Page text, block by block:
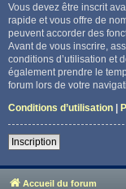
Vous devez être inscrit
rapide et vous offre de
peuvent accorder des
Avant de vous inscrire,
conditions d’utilisation et
également prendre le
forum lors de votre
Conditions d’utilisation |
Inscription
Accueil du forum